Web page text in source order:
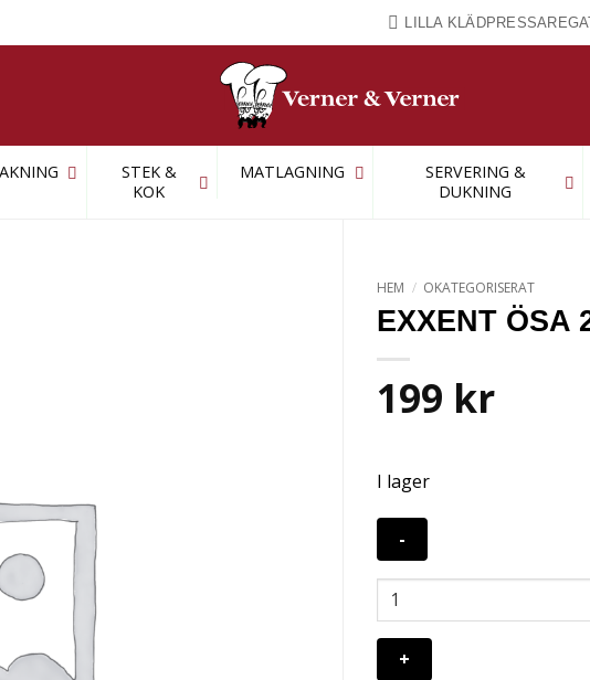
LILLA
STEK &
KOK
MATLAGNING
SERVERING &
DUKNING
HEM / OKATEGORISERAT
EXXENT ÖSA
199 kr
I lager
Exxent
Ösa
20